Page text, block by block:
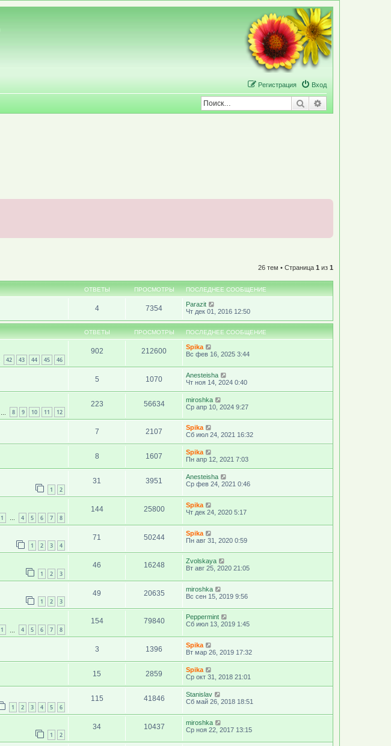
Вход
Регистрация
Поиск
26 тем • Страница 1 из 1
ОТВЕТЫ ПРОСМОТРЫ ПОСЛЕДНЕЕ СООБЩЕНИЕ
4 7354
Parazit
Чт дек 01, 2016 12:50
ОТВЕТЫ ПРОСМОТРЫ ПОСЛЕДНЕЕ СООБЩЕНИЕ
42 43 44 45 46
902 212600
Spika
Вс фев 16, 2025 3:44
5 1070
Anesteisha
Чт ноя 14, 2024 0:40
8 9 10 11 12
223 56634
miroshka
Ср апр 10, 2024 9:27
7 2107
Spika
Сб июл 24, 2021 16:32
8 1607
Spika
Пн апр 12, 2021 7:03
1 2
31 3951
Anesteisha
Ср фев 24, 2021 0:46
1 … 4 5 6 7 8
144 25800
Spika
Чт дек 24, 2020 5:17
1 2 3 4
71 50244
Spika
Пн авг 31, 2020 0:59
1 2 3
46 16248
Zvolskaya
Вт авг 25, 2020 21:05
1 2 3
49 20635
miroshka
Вс сен 15, 2019 9:56
1 4 5 6 7 8
154 79840
Peppermint
Сб июл 13, 2019 1:45
3 1396
Spika
Вт мар 26, 2019 17:32
15 2859
Spika
Ср окт 31, 2018 21:01
1 2 3 4 5 6
115 41846
Stanislav
Сб май 26, 2018 18:51
1 2
34 10437
miroshka
Ср ноя 22, 2017 13:15